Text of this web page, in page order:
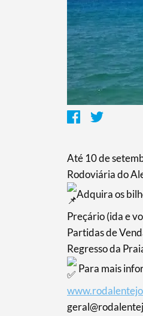
Até 10 de
Rodoviária do
Adquira os
Preçário (ida e
Partidas de
Regresso da
Para mais